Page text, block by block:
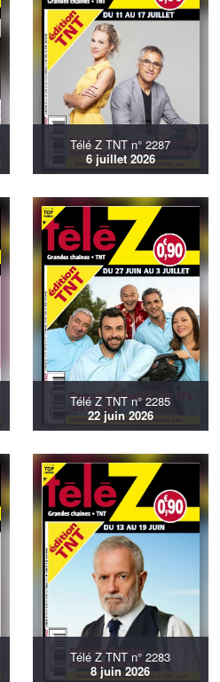
Télé Z TNT n° 2287
6 juillet 2026
Télé Z TNT n° 2285
22 juin 2026
Télé Z TNT n° 2283
8 juin 2026